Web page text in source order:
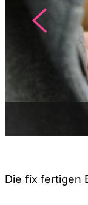
Die fix fertigen